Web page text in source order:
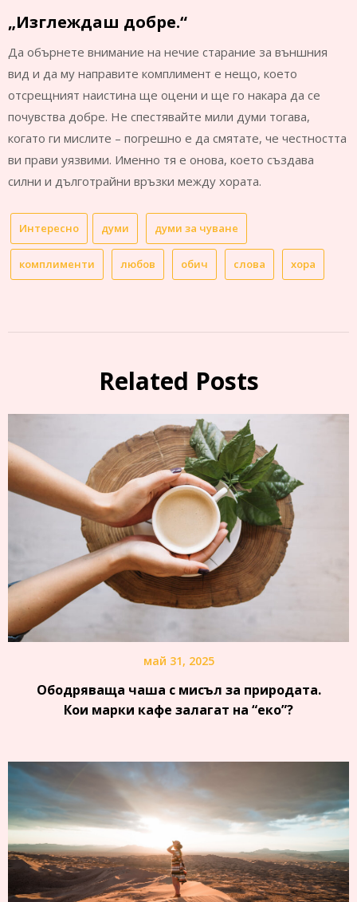
„Изглеждаш добре.“
Да обърнете внимание на нечие старание за външния
вид и да му направите комплимент е нещо, което
отсрещният наистина ще оцени и ще го накара да се
почувства добре. Не спестявайте мили думи тогава,
когато ги мислите – погрешно е да смятате, че честността
ви прави уязвими. Именно тя е онова, което създава
силни и дълготрайни връзки между хората.
Интересно думи думи за чуване
комплименти любов обич слова хора
Related Posts
май 31, 2025
Ободряваща чаша с мисъл за природата.
Кои марки кафе залагат на “еко”?